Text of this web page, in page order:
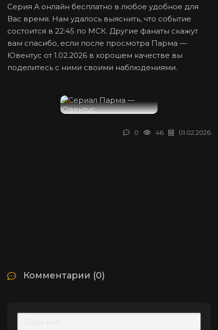
Серия А онлайн бесплатно в любое удобное для
Вас время. Нам удалось выяснить, что событие
состоится в 22:45 по МСК. Другие фанаты скажут
вам спасибо, если после просмотра Парма —
Ювентус от 1.02.2026 в хорошем качестве вы
поделитесь с ними своими наблюдениями.
01.02.2026
46
0
Комментарии (0)